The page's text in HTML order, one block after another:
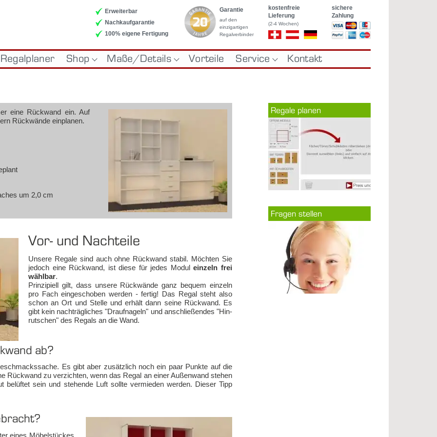
Erweiterbar
Nachkaufgarantie
100% eigene Fertigung
Garantie
auf den
einzigartigen
Regalverbinder
kostenfreie
Lieferung
(2-4 Wochen)
sichere
Zahlung
Regalplaner Shop Maße/Details Vorteile Service Kontakt
ei­ne Rück­wand ein. Auf
Rück­wän­de ein­pla­nen.
um 2,0 cm
Vor- und Nach­tei­le
Un­se­re Re­ga­le sind auch oh­ne Rück­wand sta­bil. Möch­ten Sie
je­doch ei­ne Rück­wand, ist die­se für je­des Mo­dulein­zeln frei
wähl­bar.
Prin­zi­pi­ell gilt, dass un­se­re Rück­wän­de ganz be­quem ein­zeln
pro Fach ein­ge­scho­ben wer­den - fer­tig! Das Re­gal steht al­so
schon an Ort und Stel­le und er­hält dann sei­ne Rück­wand. Es
gibt kein nach­träg­li­ches "Dr­auf­na­geln" und an­schlie­ßen­des "Hin­
rut­schen" des Re­gals an die Wand.
ab?
Es gibt aber zu­sätz­lich noch ein paar Punk­te auf die
Rück­wand zu ver­zich­ten, wenn das Re­gal an ei­ner Au­ßen­wand ste­hen
be­lüf­tet sein und ste­hen­de Luft soll­te ver­mie­den wer­den. Die­ser Tipp
ei­nes Mö­bel­stückes.
Re­ga­le pla­nen
Fra­gen stel­len